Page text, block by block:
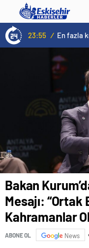
23:55 /
Olacağız”
Bakan
Mesajı:
Kahramanlar
ABONE OL News